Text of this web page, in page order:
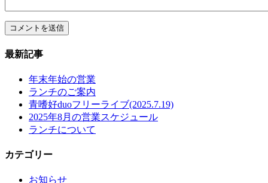
最新記事
年末年始の営業
ランチのご案内
青嗜好duoフリーライブ(2025.7.19)
2025年8月の営業スケジュール
ランチについて
カテゴリー
お知らせ